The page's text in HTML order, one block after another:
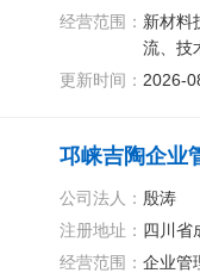
经营范围： 新材料
流、技
更新时间： 2026-
邛崃吉陶企业
公司法人： 殷涛
注册地址： 四川省
经营范围： 企业管